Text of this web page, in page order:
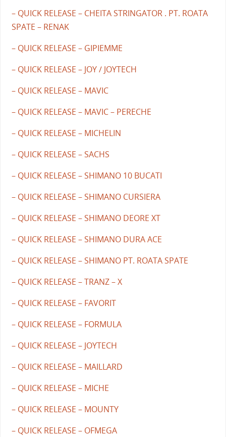
– QUICK RELEASE – CHEITA STRINGATOR . PT. ROATA
SPATE – RENAK
– QUICK RELEASE – GIPIEMME
– QUICK RELEASE – JOY / JOYTECH
– QUICK RELEASE – MAVIC
– QUICK RELEASE – MAVIC – PERECHE
– QUICK RELEASE – MICHELIN
– QUICK RELEASE – SACHS
– QUICK RELEASE – SHIMANO 10 BUCATI
– QUICK RELEASE – SHIMANO CURSIERA
– QUICK RELEASE – SHIMANO DEORE XT
– QUICK RELEASE – SHIMANO DURA ACE
– QUICK RELEASE – SHIMANO PT. ROATA SPATE
– QUICK RELEASE – TRANZ – X
– QUICK RELEASE – FAVORIT
– QUICK RELEASE – FORMULA
– QUICK RELEASE – JOYTECH
– QUICK RELEASE – MAILLARD
– QUICK RELEASE – MICHE
– QUICK RELEASE – MOUNTY
– QUICK RELEASE – OFMEGA